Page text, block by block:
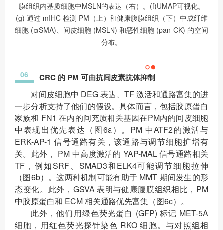
膜组织内基质细胞中MSLN的表达（右）。(f)UMAP可视化。
(g) 通过 mIHC 检测 PM（上）和健康腹膜组织（下）中成纤维
细胞 (αSMA)、间皮细胞 (MSLN) 和恶性细胞 (pan-CK) 的空间
分布。
06 CRC 的 PM 可由抗间皮素抗体抑制
对间皮细胞中 DEG 表达、TF 激活和通路富集的进
一步分析支持了他们的假设。具体而言，包括胶原蛋白
家族和 FN1 在内的间充质相关基因在PM内的间皮细胞
中表现出优先表达（图6a）。PM 中ATF2的激活与
ERK-AP-1 信号通路有关，该通路与调节细胞扩增有
关。此外， PM 中高度激活的 YAP-MAL 信号通路相关
TF，例如SRF、SMAD3和ELK4可能调节细胞拉伸
（图6b）。这两种机制可能有助于 MMT 期间发生的形
态变化。此外，GSVA 表明与健康腹膜组织相比，PM
中胶原蛋白和 ECM 相关通路优先富集（图6c）。
此外，他们用绿色荧光蛋白 (GFP) 标记 MET-5A
细胞，用红色荧光探针染色 RKO 细胞。与对照组相